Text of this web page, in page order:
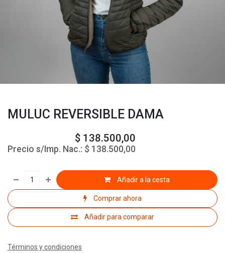
MULUC REVERSIBLE DAMA
$ 138.500,00
Precio s/Imp. Nac.: $ 138.500,00
Añadir a la cesta
Comprar ahora
Añadir para comparar
Términos y condiciones